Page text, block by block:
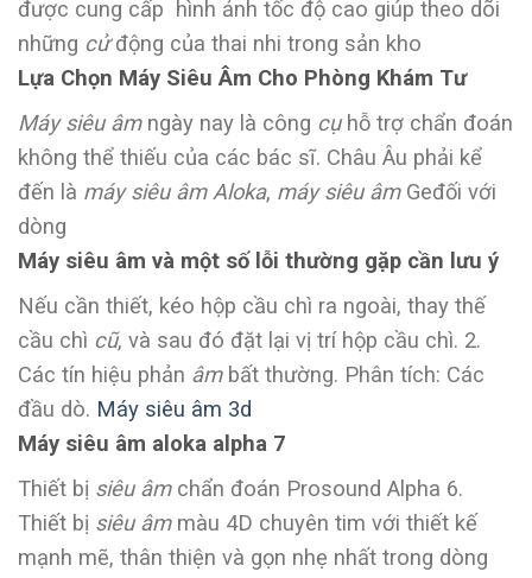
được cung cấp hình ảnh tốc độ cao giúp theo dõi
những cửđộng của thai nhi trong sản kho
Lựa Chọn Máy Siêu Âm Cho Phòng Khám Tư
Máy siêu âmngày nay là công cụhỗ trợ chẩn đoán
không thể thiếu của các bác sĩ. Châu Âu phải kể
đến là máy siêu âm Aloka, máy siêu âmGeđối với
dòng
Máy siêu âm và một số lỗi thường gặp cần lưu ý
Nếu cần thiết, kéo hộp cầu chì ra ngoài, thay thế
cầu chì cũ, và sau đó đặt lại vị trí hộp cầu chì. 2.
Các tín hiệu phản âmbất thường. Phân tích: Các
đầu dò. Máy siêu âm 3d
Máy siêu âm aloka alpha 7
Thiết bị siêu âmchẩn đoán Prosound Alpha 6.
Thiết bị siêu âmmàu 4D chuyên tim với thiết kế
mạnh mẽ, thân thiện và gọn nhẹ nhất trong dòng